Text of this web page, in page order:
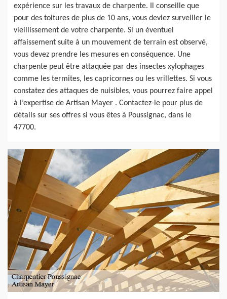
expérience sur les travaux de charpente. Il conseille que
pour des toitures de plus de 10 ans, vous deviez surveiller le
vieillissement de votre charpente. Si un éventuel
affaissement suite à un mouvement de terrain est observé,
vous devez prendre les mesures en conséquence. Une
charpente peut être attaquée par des insectes xylophages
comme les termites, les capricornes ou les vrillettes. Si vous
constatez des attaques de nuisibles, vous pourrez faire appel
à l’expertise de Artisan Mayer . Contactez-le pour plus de
détails sur ses offres si vous êtes à Poussignac, dans le
47700.